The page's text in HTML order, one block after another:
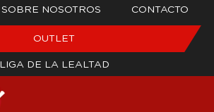
SOBRE NOSOTROS CONTACTO
OUTLET
LIGA DE LA LEALTAD